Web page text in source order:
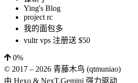
Ying's Blog
project rc
我的面包多
vultr vps 注册送 $50
0%
© 2017 – 2026 青藤木鸟 (qtmuniao)
由 Hexo & NexT.Gemini 强力驱动